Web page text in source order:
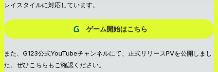
レイスタイルに対応しています。
ゲーム開始はこちら
また、G123公式YouTubeチャンネルにて、正式リリースPVを公開しまし
た。ぜひこちらもご確認ください。